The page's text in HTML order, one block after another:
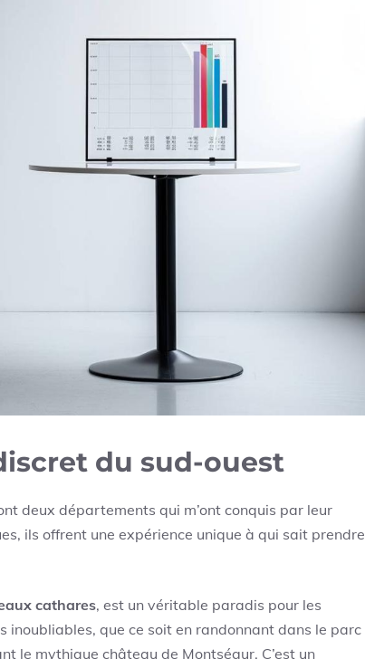
du sud-ouest
deux départements qui m’ont conquis par leur
ils offrent une expérience unique à qui sait prendre
cathares, est un véritable paradis pour les
inoubliables, que ce soit en randonnant dans le parc
le mythique château de Montségur. C’est un